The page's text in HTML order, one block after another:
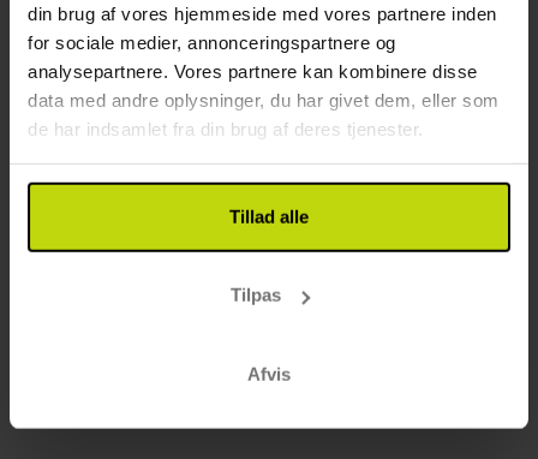
din brug af vores hjemmeside med vores partnere inden
for sociale medier, annonceringspartnere og
analysepartnere. Vores partnere kan kombinere disse
data med andre oplysninger, du har givet dem, eller som
de har indsamlet fra din brug af deres tjenester.
Tillad alle
Tilpas
Afvis
På nogle hoteller i Udforsk naturen med en Cykelferie i
Stralsund kan børn bo gratis eller til reduceret pris, når de
deler værelse med forældre. Børnerabatter fremgår af
hotelbeskrivelsen.
Tilbyder hoteller i Udforsk naturen med en
Cykelferie i Stralsund familieværelser?
Risskov tilbyder mange hoteller i Udforsk naturen med en
Cykelferie i Stralsund med værelser, der er velegnede til
familier med ét barn. Brug filteret for én ekstra seng.
Skal jeg betale byskat eller turistskat ved
hotelophold i Udforsk naturen med en
Cykelferie i Stralsund?
komfort og plads til hele familien.